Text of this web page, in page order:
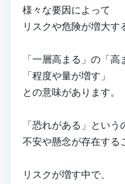
様々な要因によって
リスクや危険が増大す
「一層高まる」の「高
「程度や量が増す」
との意味があります。
「恐れがある」という
不安や懸念が存在する
リスクが増す中で、